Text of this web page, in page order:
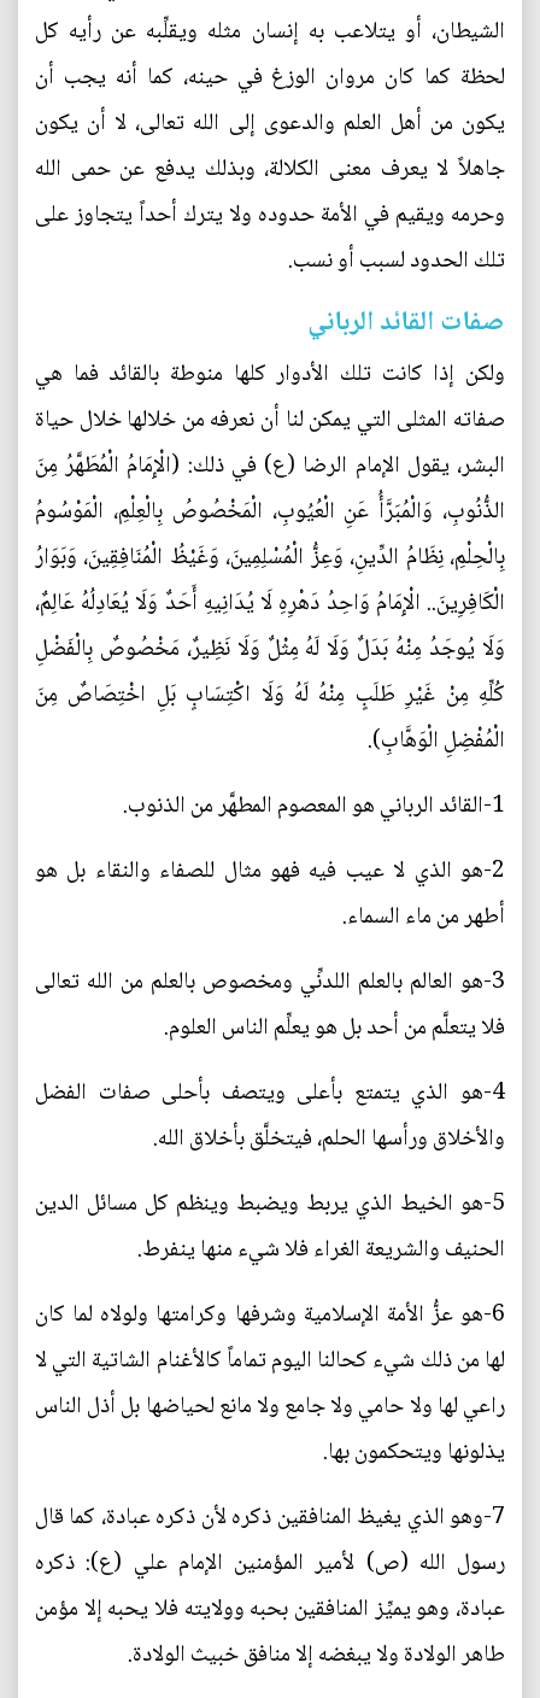
الشيطان، أو يتلاعب به إنسان مثله ويقلِّبه عن رأيه كل
لحظة كما كان مروان الوزغ في حينه، كما أنه يجب أن
يكون من أهل العلم والدعوى إلى الله تعالى، لا أن يكون
جاهلاً لا يعرف معنى الكلالة، وبذلك يدفع عن حمى الله
وحرمه ويقيم في الأمة حدوده ولا يترك أحداً يتجاوز على
تلك الحدود لسبب أو نسب.
صفات القائد الرباني
ولكن إذا كانت تلك الأدوار كلها منوطة بالقائد فما هي
صفاته المثلى التي يمكن لنا أن نعرفه من خلالها خلال حياة
البشر، يقول الإمام الرضا (ع) في ذلك: (الْإِمَامُ الْمُطَهَّرُ مِنَ
الذُّنُوبِ، وَالْمُبَرَّأُ عَنِ الْعُيُوبِ، الْمَخْصُوصُ بِالْعِلْمِ، الْمَوْسُومُ
بِالْحِلْمِ، نِظَامُ الدِّينِ، وَعِزُّ الْمُسْلِمِينَ، وَغَيْظُ الْمُنَافِقِينَ، وَبَوَارُ
الْكَافِرِينَ.. الْإِمَامُ وَاحِدُ دَهْرِهِ لَا يُدَانِيهِ أَحَدٌ وَلَا يُعَادِلُهُ عَالِمٌ،
وَلَا يُوجَدُ مِنْهُ بَدَلٌ وَلَا لَهُ مِثْلٌ وَلَا نَظِيرٌ، مَخْصُوصٌ بِالْفَضْلِ
كُلِّهِ مِنْ غَيْرِ طَلَبٍ مِنْهُ لَهُ وَلَا اكْتِسَابٍ بَلِ اخْتِصَاصٌ مِنَ
الْمُفْضِلِ الْوَهَّابِ).
1-القائد الرباني هو المعصوم المطهَّر من الذنوب.
2-هو الذي لا عيب فيه فهو مثال للصفاء والنقاء بل هو
أطهر من ماء السماء.
3-هو العالم بالعلم اللدنِّي ومخصوص بالعلم من الله تعالى
فلا يتعلَّم من أحد بل هو يعلِّم الناس العلوم.
4-هو الذي يتمتع بأعلى ويتصف بأحلى صفات الفضل
والأخلاق ورأسها الحلم، فيتخلَّق بأخلاق الله.
5-هو الخيط الذي يربط ويضبط وينظم كل مسائل الدين
الحنيف والشريعة الغراء فلا شيء منها ينفرط.
6-هو عزُّ الأمة الإسلامية وشرفها وكرامتها ولولاه لما كان
لها من ذلك شيء كحالنا اليوم تماماً كالأغنام الشاتية التي لا
راعي لها ولا حامي ولا جامع ولا مانع لحياضها بل أذل الناس
يذلونها ويتحكمون بها.
7-وهو الذي يغيظ المنافقين ذكره لأن ذكره عبادة، كما قال
رسول الله (ص) لأمير المؤمنين الإمام علي (ع): ذكره
عبادة، وهو يميِّز المنافقين بحبه وولايته فلا يحبه إلا مؤمن
طاهر الولادة ولا يبغضه إلا منافق خبيث الولادة.